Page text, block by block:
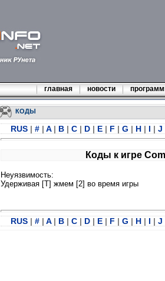
главная новости
КОДЫ
RUS | # | A | B | C | D | E | F | G | H | I | J
Коды к игре
Неуязвимость:
Удерживая [T] жмем [2] во время игры
RUS | # | A | B | C | D | E | F | G | H | I | J